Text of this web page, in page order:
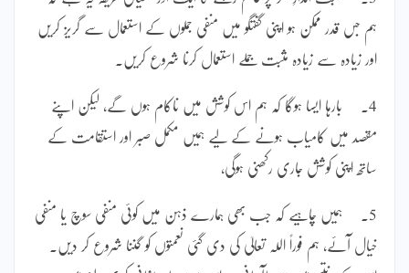
ہم جس قدر ممکن ہو اپنی گفتگو میں منفی جملوں کے استعمال سے گریز کریں
اور زیادہ سے زیادہ مثبت جملے استعمال کرنا شروع کریں۔
4۔ بارہا ایسا ہوگا کہ ہم اس کوشش میں ناکام ہوں گے، لیکن اپنے
مقصد میں کامیاب ہونے کے لیے ہمیں مکمل صبر اور استقامت کے
ساتھ اپنی کوشش جاری رکھنی ہوگی،
5۔ ہمیں چاہیے کہ جب بھی ہمارے ذہن میں کوئی منفی سوچ یا منفی
خیال آئے، ہم فوراً اللہ تعالیٰ کی دی گئی نعمتوں کو گننا شروع کر دیں۔